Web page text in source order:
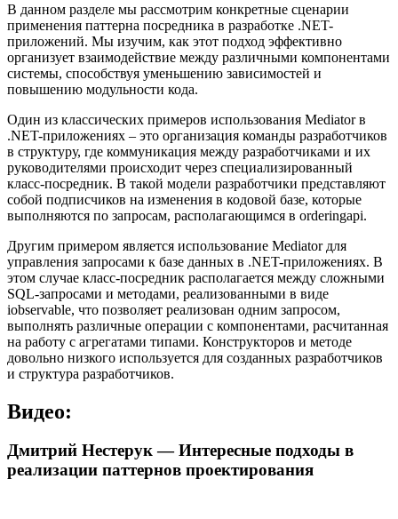
В данном разделе мы рассмотрим конкретные сценарии
применения паттерна посредника в разработке .NET-
приложений. Мы изучим, как этот подход эффективно
организует взаимодействие между различными компонентами
системы, способствуя уменьшению зависимостей и
повышению модульности кода.
Один из классических примеров использования Mediator в
.NET-приложениях – это организация команды разработчиков
в структуру, где коммуникация между разработчиками и их
руководителями происходит через специализированный
класс-посредник. В такой модели разработчики представляют
собой подписчиков на изменения в кодовой базе, которые
выполняются по запросам, располагающимся в orderingapi.
Другим примером является использование Mediator для
управления запросами к базе данных в .NET-приложениях. В
этом случае класс-посредник располагается между сложными
SQL-запросами и методами, реализованными в виде
iobservable, что позволяет реализован одним запросом,
выполнять различные операции с компонентами, расчитанная
на работу с агрегатами типами. Конструкторов и методе
довольно низкого используется для созданных разработчиков
и структура разработчиков.
Видео:
Дмитрий Нестерук — Интересные подходы в
реализации паттернов проектирования